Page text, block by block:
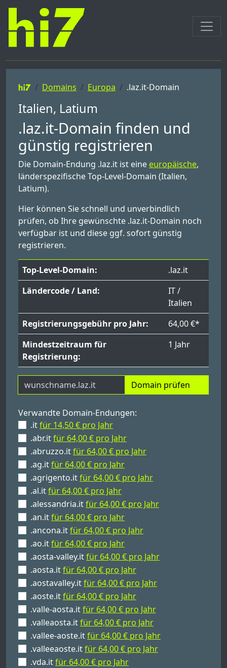
Domains Europa .laz.it-Domain
Italien, Latium
.laz.it-Domain finden und
günstig registrieren
Die Domain-Endung .laz.it ist eine europäische,
länderspezifische Top-Level-Domain (Italien,
Latium).
Hier können Sie schnell und unverbindlich
prüfen, ob Ihre gewünschte .laz.it-Domain noch
verfügbar ist und diese ggf. sofort günstig
registrieren.
Top-Level-Domain:
.laz.it
Ländercode / Land:
IT /
Italien
Registrierungsgebühr pro Jahr:
64,00 €*
Mindestzeitraum für
Registrierung:
1 Jahr
Domain prüfen
Verwandte Domain-Endungen:
.itfür 14,50 € pro Jahr
.abr.itfür 64,00 € pro Jahr
.abruzzo.itfür 64,00 € pro Jahr
.ag.itfür 64,00 € pro Jahr
.agrigento.itfür 64,00 € pro Jahr
.al.itfür 64,00 € pro Jahr
.alessandria.itfür 64,00 € pro Jahr
.an.itfür 64,00 € pro Jahr
.ancona.itfür 64,00 € pro Jahr
.ao.itfür 64,00 € pro Jahr
.aosta-valley.itfür 64,00 € pro Jahr
.aosta.itfür 64,00 € pro Jahr
.aostavalley.itfür 64,00 € pro Jahr
.aoste.itfür 64,00 € pro Jahr
.valle-aosta.itfür 64,00 € pro Jahr
.valleaosta.itfür 64,00 € pro Jahr
.vallee-aoste.itfür 64,00 € pro Jahr
.valleeaoste.itfür 64,00 € pro Jahr
.vda.itfür 64,00 € pro Jahr